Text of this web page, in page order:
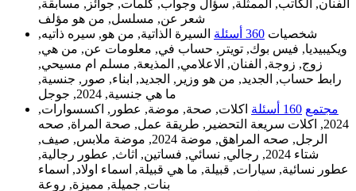
الفنان, الكاتب, الممثلة, سؤال وجواب, كلمات, جوائز, مسابقة,
شعر عن, مسلسل, من هو مؤلف
شخصيات 360 أسئلة
السيرة الذاتية, من هو, سيره ذاتيه,
ويكيبيديا, فيس بوك, تويتر, حساب في, معلومات عن, من هي,
زوج, زوجة, الفنان, الاعلامي, المذيعة, مسلم ام مسيحي,
رابط حساب, الجديد, من هو وزير, الجديد, ابناء, صور, جنسية,
ما هي جنسية, 2024, جوجل
مجتمع 160 أسئلة
اكلات, صحة, موضة, عطور, اكسسوارات,
2024, اكلات سريعة التحضير, طريقة عمل, صحة المراة, صحه
الرجل, صحه المراهق, موضة 2024, موضة ملابس, صيف,
شتاء 2024, رجالي, نسائي, فساتين, اثاث, عطور رجالية,
عطور نسائية, سيارات, قبيلة, ما هي قبيلة, اسماء اولاد, اسماء
بنات, جميلة, مميزة, روعة